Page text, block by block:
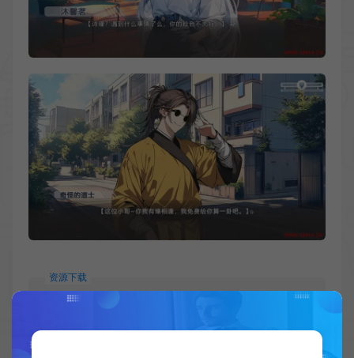
资源下载
此资源仅限注册用户下载，请先
如有疑问请联系客服！